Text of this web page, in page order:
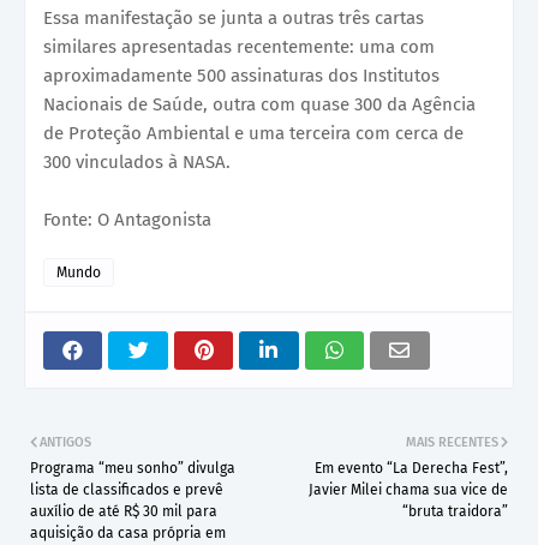
Essa manifestação se junta a outras três cartas
similares apresentadas recentemente: uma com
aproximadamente 500 assinaturas dos Institutos
Nacionais de Saúde, outra com quase 300 da Agência
de Proteção Ambiental e uma terceira com cerca de
300 vinculados à NASA.
Fonte: O Antagonista
Mundo
MAIS RECENTES
Em evento “La Derecha Fest”,
Javier Milei chama sua vice de
“bruta traidora”
ANTIGOS
Programa “meu sonho” divulga
lista de classificados e prevê
auxílio de até R$ 30 mil para
aquisição da casa própria em